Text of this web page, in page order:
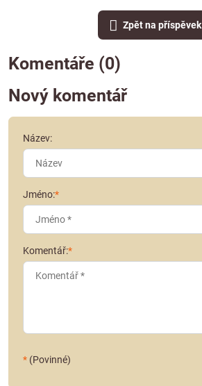
Zpět na příspěvek
Komentáře (0)
Nový komentář
Název:
Jméno:*
Komentář:*
* (Povinné)